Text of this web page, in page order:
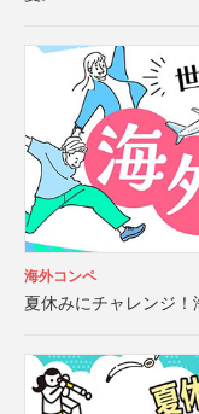
海外コンペ
夏休みにチャレンジ